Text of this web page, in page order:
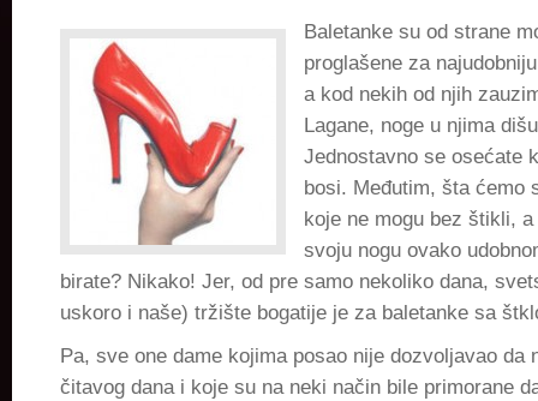
Baletanke su od strane
proglašene za
a kod nekih od njih
Lagane, noge u njima
Jednostavno se osećate
bosi. Međutim, šta ćemo
koje ne mogu bez štikli,
svoju nogu ovako
birate? Nikako! Jer, od pre samo nekoliko dana,
uskoro i naše) tržište bogatije je za baletanke sa
Pa, sve one dame kojima posao nije dozvoljavao da
čitavog dana i koje su na neki način bile primorane